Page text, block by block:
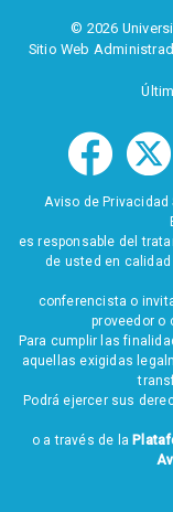
© 2026
Sitio Web
Aviso de
es responsable del
de usted en
conferencista o
proveedor
Para cumplir las
aquellas exigidas
Podrá ejercer sus
o a través de la